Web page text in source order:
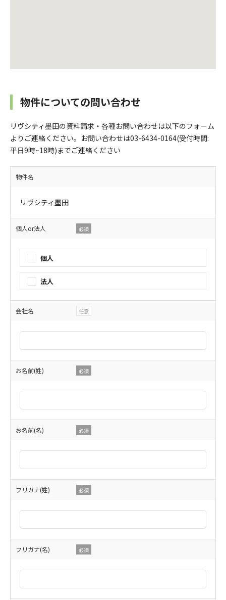
物件についての問い合わせ
リヴシティ墨田の資料請求・各種お問い合わせは以下のフォーム
よりご連絡ください。お問い合わせは03-6434-0164(受付時間:
平日9時~18時)までご連絡ください
物件名
リヴシティ墨田
個人or法人 必須
個人
法人
会社名 任意
お名前(姓) 必須
お名前(名) 必須
フリガナ(姓) 必須
フリガナ(名) 必須